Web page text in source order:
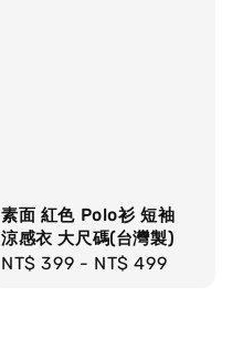
素面 紅色 Polo衫 短袖
涼感衣 大尺碼(台灣製)
Regular
NT$ 399 - NT$ 499